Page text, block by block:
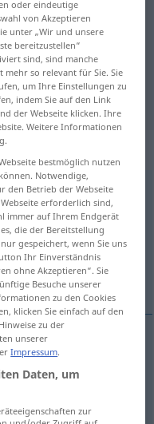
für
ohne pl>
antippen)
gevşeklik
oder eindeutige
von Akzeptieren
unter „Wir und unsere
bereitzustellen“
sind, sind manche
so relevant für Sie. Sie
um Ihre Einstellungen zu
indem Sie auf den Link
der Webseite klicken. Ihre
Weitere Informationen
bestmöglich nutzen
Notwendige,
den Betrieb der Webseite
erforderlich sind,
immer auf Ihrem Endgerät
die der Bereitstellung
gespeichert, wenn Sie uns
Ihr Einverständnis
ohne Akzeptieren“. Sie
Besuche unserer
zu den Cookies
klicken Sie einfach auf den
zu der
unserer
Impressum.
Daten, um
zur